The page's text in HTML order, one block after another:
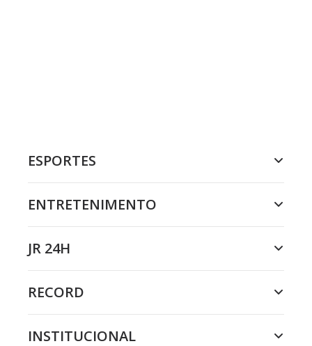
ESPORTES
ENTRETENIMENTO
JR 24H
RECORD
INSTITUCIONAL